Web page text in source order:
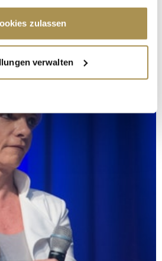
durch Klicken auf das Privacy
oder widerrufen
Ihre geografische Lage
auf einige Meter genau sein
(Fingerprinting) identifizieren
wie Ihre persönlichen Daten
legen Sie Ihre Präferenzen im
fest.
um Inhalte und Anzeigen zu
für soziale Medien anbieten
auf unsere Website zu
geben wir Informationen zu Ihrer
an unsere Partner für
zulassen
verwalten